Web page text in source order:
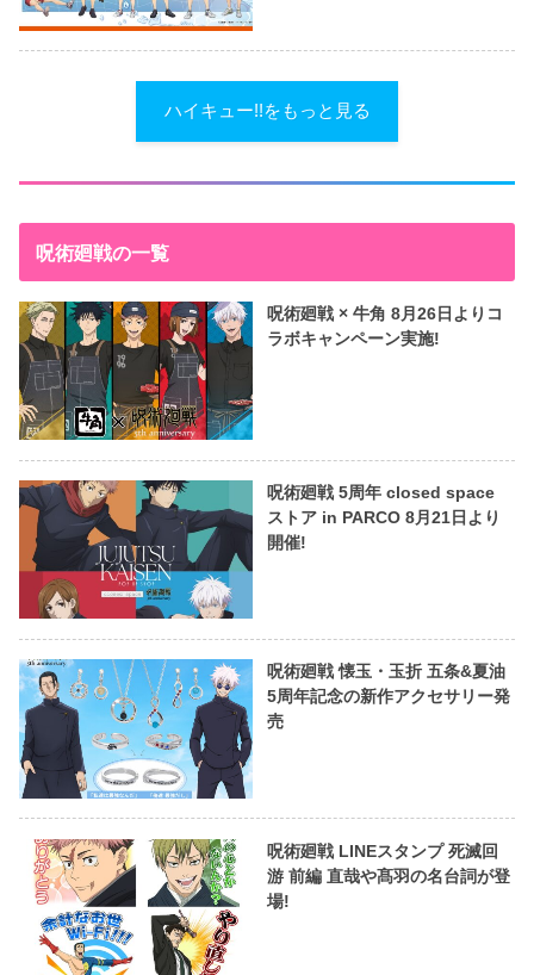
ハイキュー!!をもっと見る
呪術廻戦の一覧
呪術廻戦 × 牛角 8月26日よりコ
ラボキャンペーン実施!
呪術廻戦 5周年 closed space
ストア in PARCO 8月21日より
開催!
呪術廻戦 懐玉・玉折 五条&夏油
5周年記念の新作アクセサリー発
売
呪術廻戦 LINEスタンプ 死滅回
游 前編 直哉や髙羽の名台詞が登
場!